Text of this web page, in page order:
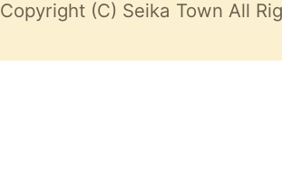
Copyright (C) Seika Town All